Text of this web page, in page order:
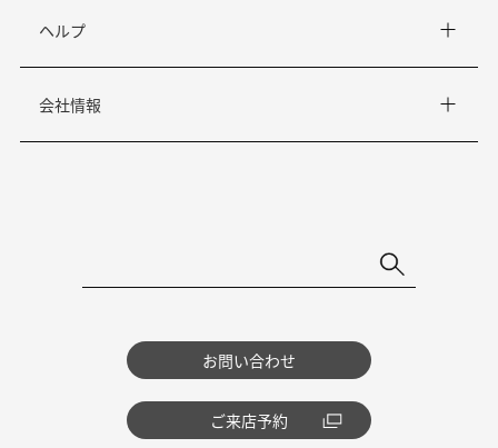
ヘルプ
会社情報
お問い合わせ
ご来店予約